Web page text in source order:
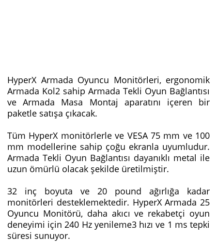
HyperX Armada Oyuncu Monitörleri, ergonomik
Armada Kol2 sahip Armada Tekli Oyun Bağlantısı
ve Armada Masa Montaj aparatını içeren bir
paketle satışa çıkacak.
Tüm HyperX monitörlerle ve VESA 75 mm ve 100
mm modellerine sahip çoğu ekranla uyumludur.
Armada Tekli Oyun Bağlantısı dayanıklı metal ile
uzun ömürlü olacak şekilde üretilmiştir.
32 inç boyuta ve 20 pound ağırlığa kadar
monitörleri desteklemektedir. HyperX Armada 25
Oyuncu Monitörü, daha akıcı ve rekabetçi oyun
deneyimi için 240 Hz yenileme3 hızı ve 1 ms tepki
süresi sunuyor.